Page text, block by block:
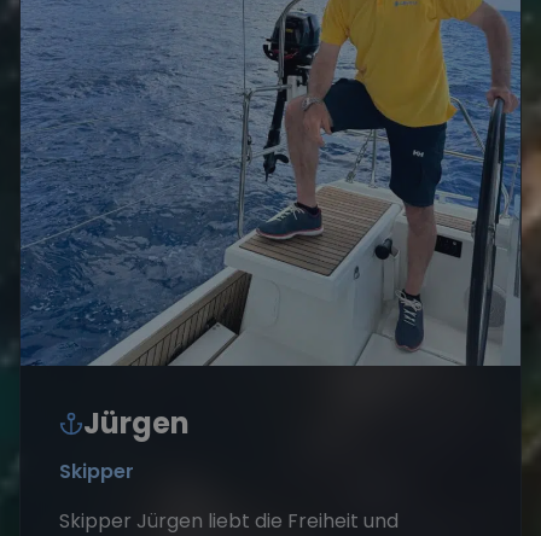
Jürgen
Skipper
Skipper Jürgen liebt die Freiheit und